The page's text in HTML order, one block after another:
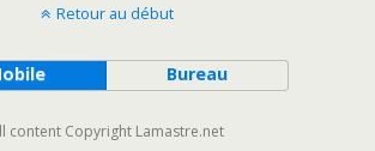
Retour au début
Bureau
content Copyright Lamastre.net